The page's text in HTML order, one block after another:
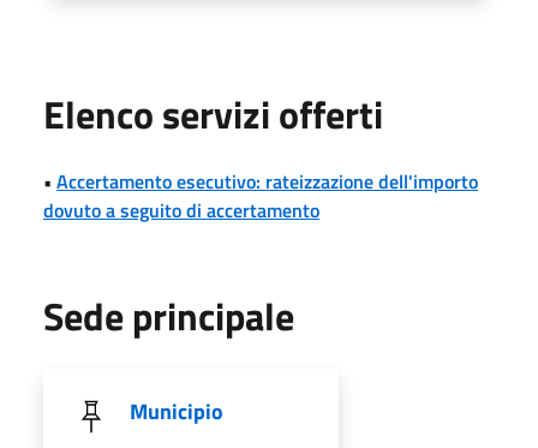
Elenco servizi offerti
• Accertamento esecutivo: rateizzazione dell'importo
dovuto a seguito di accertamento
Sede principale
Municipio